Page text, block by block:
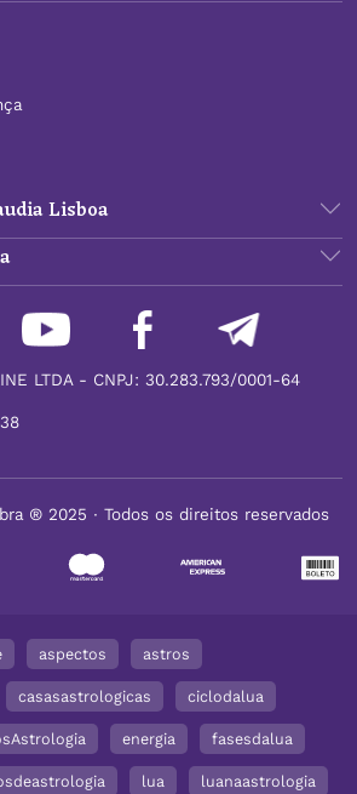
Lisboa
LTDA - CNPJ: 30.283.793/0001-64
® 2025 ∙ Todos os direitos reservados
aspectos astros
casasastrologicas ciclodalua
energia fasesdalua
lua luanaastrologia